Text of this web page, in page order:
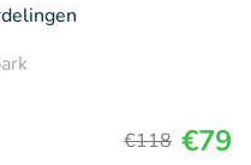
€118 €79